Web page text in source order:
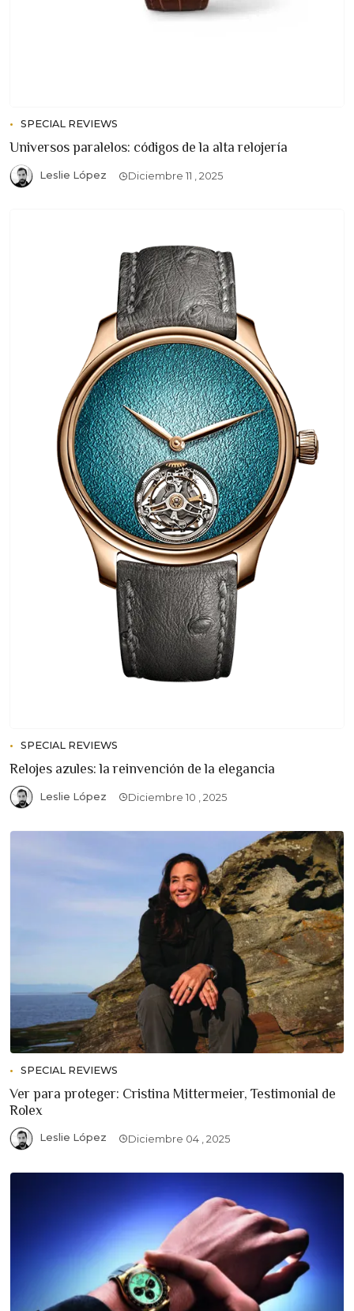
SPECIAL REVIEWS
Universos paralelos: códigos de la alta relojería
Leslie López Diciembre 11 , 2025
SPECIAL REVIEWS
Relojes azules: la reinvención de la elegancia
Leslie López Diciembre 10 , 2025
SPECIAL REVIEWS
Ver para proteger: Cristina Mittermeier, Testimonial de
Rolex
Leslie López Diciembre 04 , 2025